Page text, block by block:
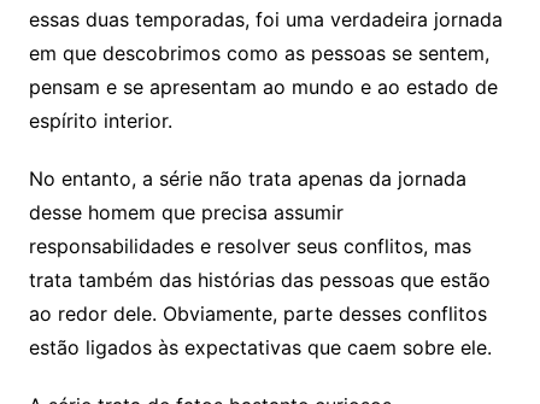
essas duas temporadas, foi uma verdadeira jornada
em que descobrimos como as pessoas se sentem,
pensam e se apresentam ao mundo e ao estado de
espírito interior.
No entanto, a série não trata apenas da jornada
desse homem que precisa assumir
responsabilidades e resolver seus conflitos, mas
trata também das histórias das pessoas que estão
ao redor dele. Obviamente, parte desses conflitos
estão ligados às expectativas que caem sobre ele.